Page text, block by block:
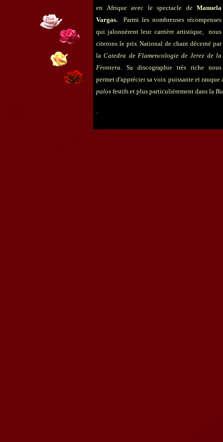
en Afrique avec le spectacle de Manuela
Vargas. Parmi les nombreuses récompenses
qui jalonnèrent leur carrière artistique, nous
citerons le prix National de chant décerné par
laCatedra de Flamencologie de Jerez de la
Frontera. Sa discographie très riche nous
permet d'apprécier sa voix puissante et
palos festifs et plus particulièrement dans la
.